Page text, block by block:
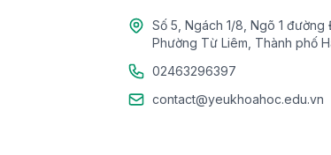
Số 5, Ngách 1/8, Ngõ 1 đường
Phường Từ Liêm, Thành phố
02463296397
contact@yeukhoahoc.edu.vn